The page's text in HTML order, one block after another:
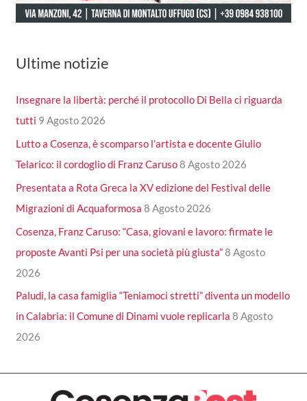
Ultime notizie
Insegnare la libertà: perché il protocollo Di Bella ci riguarda
tutti 9 Agosto 2026
Lutto a Cosenza, è scomparso l’artista e docente Giulio
Telarico: il cordoglio di Franz Caruso8 Agosto 2026
Presentata a Rota Greca la XV edizione del Festival delle
Migrazioni di Acquaformosa 8 Agosto 2026
Cosenza, Franz Caruso: “Casa, giovani e lavoro: firmate le
proposte Avanti Psi per una società più giusta”8 Agosto
2026
Paludi, la casa famiglia “Teniamoci stretti” diventa un modello
in Calabria: il Comune di Dinami vuole replicarla 8 Agosto
2026